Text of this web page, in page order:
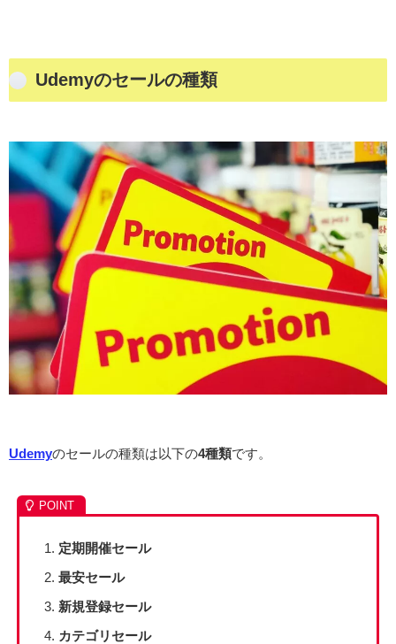
Udemyのセールの種類
Udemyのセールの種類は以下の4種類です。
定期開催セール
最安セール
新規登録セール
カテゴリセール